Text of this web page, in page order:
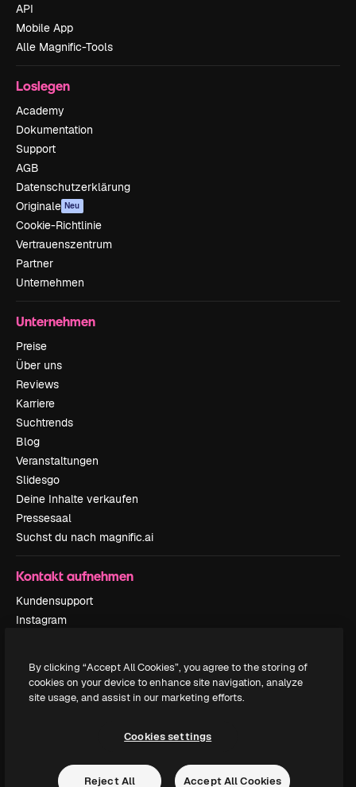
API
Mobile App
Alle Magnific-Tools
Loslegen
Academy
Dokumentation
Support
AGB
Datenschutzerklärung
Originale Neu
Cookie-Richtlinie
Vertrauenszentrum
Partner
Unternehmen
Unternehmen
Preise
Über uns
Reviews
Karriere
Suchtrends
Blog
Veranstaltungen
Slidesgo
Deine Inhalte verkaufen
Pressesaal
Suchst du nach magnific.ai
Kontakt aufnehmen
Kundensupport
Instagram
TikTok
Discord
By clicking “Accept All Cookies”, you agree to the storing of
cookies on your device to enhance site navigation, analyze
site usage, and assist in our marketing efforts.
Cookies settings
Reject All Accept All Cookies